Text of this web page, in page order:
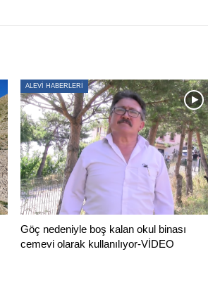
ALEVİ HABERLERİ
Göç nedeniyle boş kalan okul binası
cemevi olarak kullanılıyor-VİDEO